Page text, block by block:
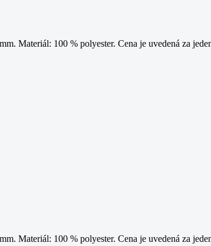
Materiál: 100 % polyester. Cena je uvedená za
Materiál: 100 % polyester. Cena je uvedená za